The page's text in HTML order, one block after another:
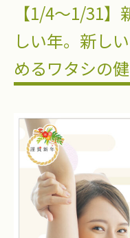
【1/4〜1/31
しい年。新し
めるワタシの